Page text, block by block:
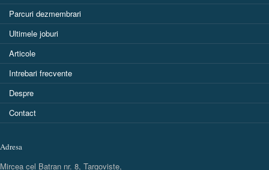
Parcuri dezmembrari
Ultimele joburi
Articole
Intrebari frecvente
Despre
Contact
Adresa
Mircea cel Batran nr. 8, Targoviste,